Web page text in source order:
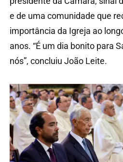
e de uma comunidade que
importância da Igreja ao
anos. “É um dia bonito para
nós”, concluiu João Leite.